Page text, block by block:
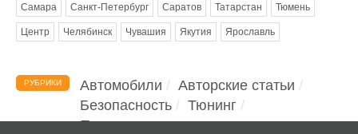
Самара Санкт-Петербург Саратов Татарстан Тюмень
Центр Челябинск Чувашия Якутия Ярославль
РУБРИКИ Автомобили
Авторские статьи
Безопасность
Тюнинг
Помощь водителю